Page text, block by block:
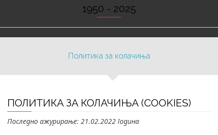
1950 - 2025
Политика за колачиња
ПОЛИТИКА ЗА КОЛАЧИЊА (COOKIES)
Последно ажурирање: 21.02.2022 година